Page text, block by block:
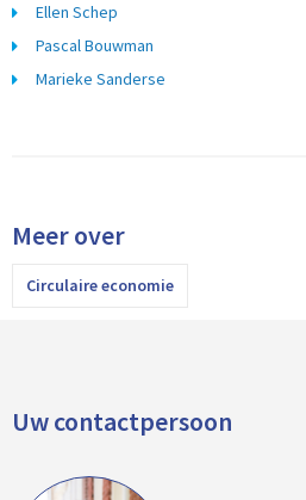
Ellen Schep
Pascal Bouwman
Marieke Sanderse
Meer over
Circulaire economie
Uw contactpersoon